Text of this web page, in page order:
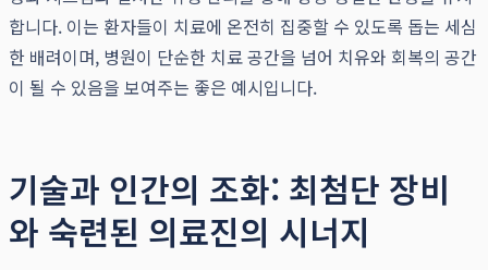
합니다. 이는 환자들이 치료에 온전히 집중할 수 있도록 돕는 세심
한 배려이며, 병원이 단순한 치료 공간을 넘어 치유와 회복의 공간
이 될 수 있음을 보여주는 좋은 예시입니다.
기술과 인간의 조화: 최첨단 장비
와 숙련된 의료진의 시너지